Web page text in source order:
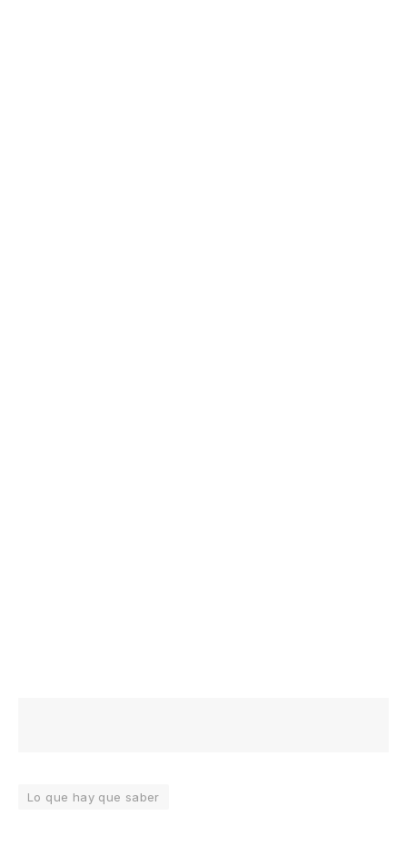
Lo que hay que saber